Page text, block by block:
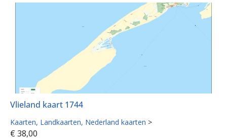
Vlieland kaart 1744
Kaarten Landkaarten Nederland kaarten >
€ 38,00